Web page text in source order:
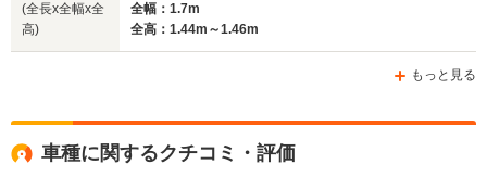
WLTCモード
(全長x全幅x全
高)
全幅：1.7m
全高：1.44m～1.46m
もっと見る
車種に関するクチコミ・評価